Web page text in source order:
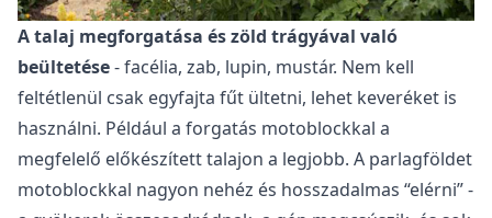
A talaj megforgatása és zöld trágyával való
beültetése- facélia, zab, lupin, mustár. Nem kell
feltétlenül csak egyfajta fűt ültetni, lehet keveréket is
használni. Például a forgatás motoblockkal a
megfelelő előkészített talajon a legjobb. A parlagföldet
motoblockkal nagyon nehéz és hosszadalmas “elérni” -